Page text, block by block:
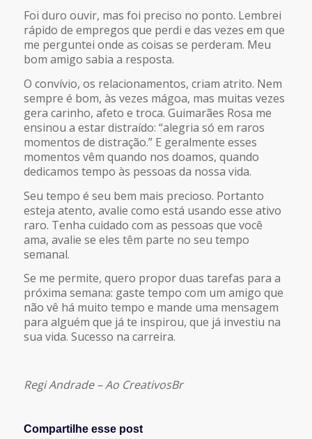
Foi duro ouvir, mas foi preciso no ponto. Lembrei
rápido de empregos que perdi e das vezes em que
me perguntei onde as coisas se perderam. Meu
bom amigo sabia a resposta.
O convívio, os relacionamentos, criam atrito. Nem
sempre é bom, às vezes mágoa, mas muitas vezes
gera carinho, afeto e troca. Guimarães Rosa me
ensinou a estar distraído: “alegria só em raros
momentos de distração.” E geralmente esses
momentos vêm quando nos doamos, quando
dedicamos tempo às pessoas da nossa vida.
Seu tempo é seu bem mais precioso. Portanto
esteja atento, avalie como está usando esse ativo
raro. Tenha cuidado com as pessoas que você
ama, avalie se eles têm parte no seu tempo
semanal.
Se me permite, quero propor duas tarefas para a
próxima semana: gaste tempo com um amigo que
não vê há muito tempo e mande uma mensagem
para alguém que já te inspirou, que já investiu na
sua vida. Sucesso na carreira.
Regi Andrade – Ao CreativosBr
Compartilhe esse post